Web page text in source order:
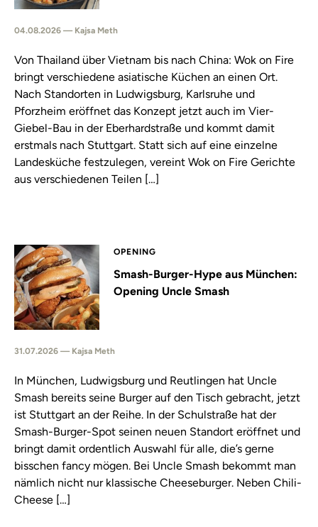
04.08.2026 — Kajsa Meth
Von Thailand über Vietnam bis nach China: Wok on Fire
bringt verschiedene asiatische Küchen an einen Ort.
Nach Standorten in Ludwigsburg, Karlsruhe und
Pforzheim eröffnet das Konzept jetzt auch im Vier-
Giebel-Bau in der Eberhardstraße und kommt damit
erstmals nach Stuttgart. Statt sich auf eine einzelne
Landesküche festzulegen, vereint Wok on Fire Gerichte
aus verschiedenen Teilen […]
OPENING
Smash-Burger-Hype aus München:
Opening Uncle Smash
31.07.2026 — Kajsa Meth
In München, Ludwigsburg und Reutlingen hat Uncle
Smash bereits seine Burger auf den Tisch gebracht, jetzt
ist Stuttgart an der Reihe. In der Schulstraße hat der
Smash-Burger-Spot seinen neuen Standort eröffnet und
bringt damit ordentlich Auswahl für alle, die’s gerne
bisschen fancy mögen. Bei Uncle Smash bekommt man
nämlich nicht nur klassische Cheeseburger. Neben Chili-
Cheese […]